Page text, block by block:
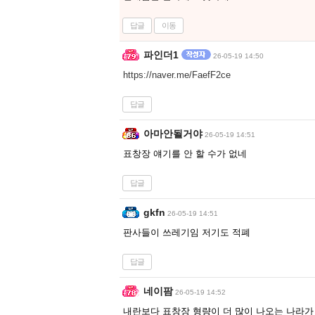
답글 이동
파인더1 26-05-19 14:50
https://naver.me/FaefF2ce
답글
아마안될거야 26-05-19 14:51
표창장 얘기를 안 할 수가 없네
답글
gkfn 26-05-19 14:51
판사들이 쓰레기임 저기도 적폐
답글
네이팜 26-05-19 14:52
내란보다 표창장 형량이 더 많이 나오는 나라